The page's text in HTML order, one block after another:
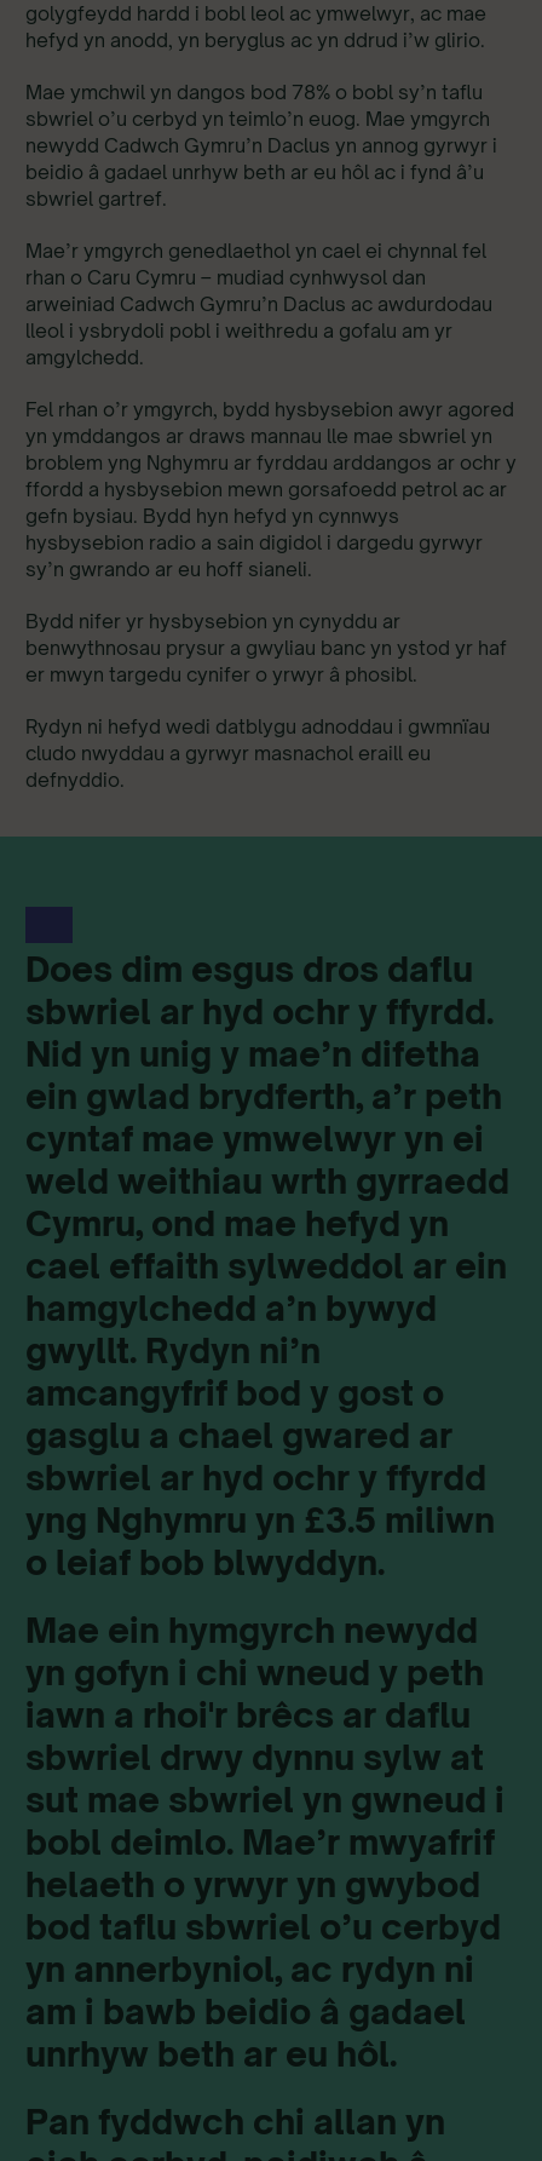
golygfeydd hardd i bobl leol ac ymwelwyr, ac mae
hefyd yn anodd, yn beryglus ac yn ddrud i’w glirio.
Mae ymchwil yn dangos bod 78% o bobl sy’n taflu
sbwriel o’u cerbyd yn teimlo’n euog. Mae ymgyrch
newydd Cadwch Gymru’n Daclus yn annog gyrwyr i
beidio â gadael unrhyw beth ar eu hôl ac i fynd â’u
sbwriel gartref.
Mae’r ymgyrch genedlaethol yn cael ei chynnal fel
rhan o Caru Cymru – mudiad cynhwysol dan
arweiniad Cadwch Gymru’n Daclus ac awdurdodau
lleol i ysbrydoli pobl i weithredu a gofalu am yr
amgylchedd.
Fel rhan o’r ymgyrch, bydd hysbysebion awyr agored
yn ymddangos ar draws mannau lle mae sbwriel yn
broblem yng Nghymru ar fyrddau arddangos ar ochr y
ffordd a hysbysebion mewn gorsafoedd petrol ac ar
gefn bysiau. Bydd hyn hefyd yn cynnwys
hysbysebion radio a sain digidol i dargedu gyrwyr
sy’n gwrando ar eu hoff sianeli.
Bydd nifer yr hysbysebion yn cynyddu ar
benwythnosau prysur a gwyliau banc yn ystod yr haf
er mwyn targedu cynifer o yrwyr â phosibl.
Rydyn ni hefyd wedi datblygu adnoddau i gwmnïau
cludo nwyddau a gyrwyr masnachol eraill eu
defnyddio.
Does dim esgus dros daflu
sbwriel ar hyd ochr y ffyrdd.
Nid yn unig y mae’n difetha
ein gwlad brydferth, a’r peth
cyntaf mae ymwelwyr yn ei
weld weithiau wrth gyrraedd
Cymru, ond mae hefyd yn
cael effaith sylweddol ar ein
hamgylchedd a’n bywyd
gwyllt. Rydyn ni’n
amcangyfrif bod y gost o
gasglu a chael gwared ar
sbwriel ar hyd ochr y ffyrdd
yng Nghymru yn £3.5 miliwn
o leiaf bob blwyddyn.
Mae ein hymgyrch newydd
yn gofyn i chi wneud y peth
iawn a rhoi'r brêcs ar daflu
sbwriel drwy dynnu sylw at
sut mae sbwriel yn gwneud i
bobl deimlo. Mae’r mwyafrif
helaeth o yrwyr yn gwybod
bod taflu sbwriel o’u cerbyd
yn annerbyniol, ac rydyn ni
am i bawb beidio â gadael
unrhyw beth ar eu hôl.
Pan fyddwch chi allan yn